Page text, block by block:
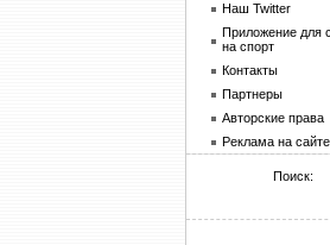
Наш Twitter
Приложение для
на спорт
Контакты
Партнеры
Авторские права
Реклама на сайте
Поиск: